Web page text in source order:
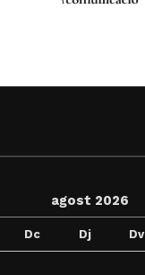
agost 2026
Dc Dj Dv